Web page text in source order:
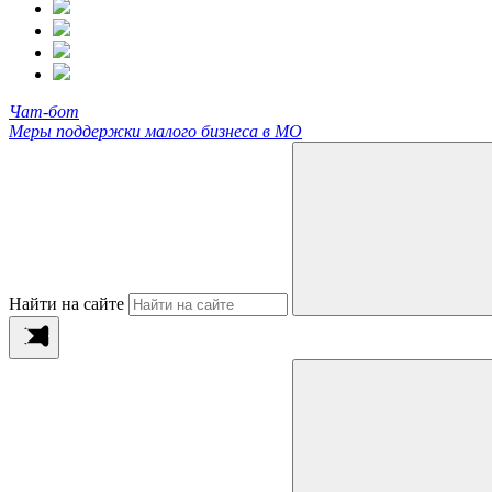
Чат-бот
Меры поддержки малого бизнеса в МО
Найти на сайте